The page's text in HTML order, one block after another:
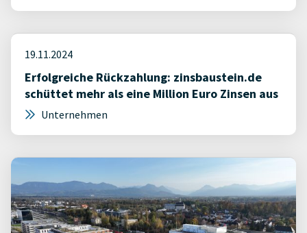
19.11.2024
Erfolgreiche Rückzahlung: zinsbaustein.de
schüttet mehr als eine Million Euro Zinsen aus
Unternehmen